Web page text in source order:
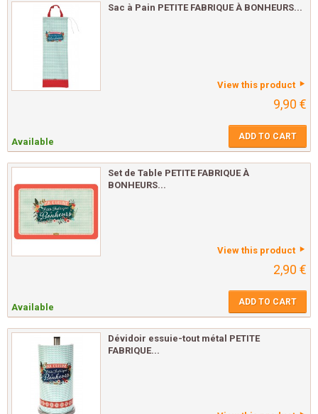
Sac à Pain PETITE FABRIQUE À BONHEURS...
View this product
9,90 €
Available ADD TO CART
Set de Table PETITE FABRIQUE À
BONHEURS...
View this product
2,90 €
Available ADD TO CART
Dévidoir essuie-tout métal PETITE
FABRIQUE...